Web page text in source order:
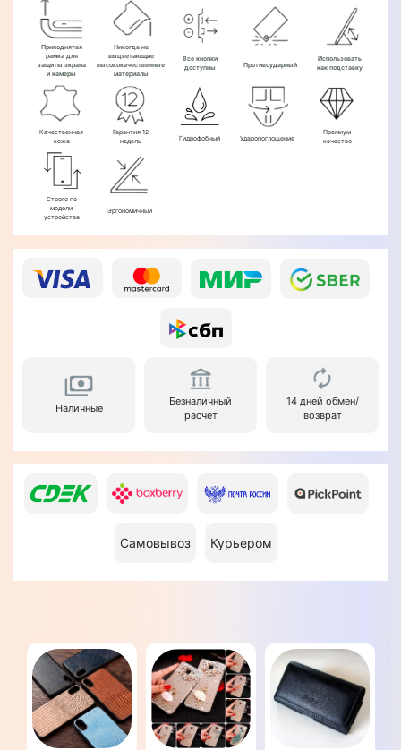
Приподнятая
рамка для
защиты экрана
и камеры
Никогда не
выцветающие
высококачественные
материалы
Все кнопки
доступны
Противоударный
Использовать
как подставку
Качественная
кожа
Гарантия 12
недель
Гидрофобный Ударопоглощение
Премиум
качество
Строго по
модели
устройства
Эргономичный
Наличные
Безналичный
расчет
14 дней обмен/
возврат
Самовывоз Курьером